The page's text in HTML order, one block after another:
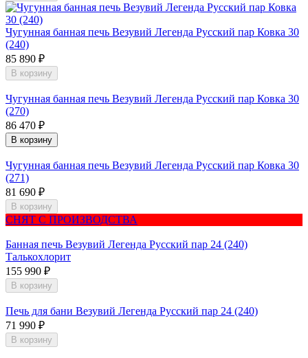
Чугунная банная печь Везувий Легенда Русский пар Ковка 30
(240)
85 890 ₽
В корзину
Чугунная банная печь Везувий Легенда Русский пар Ковка 30
(270)
86 470 ₽
В корзину
Чугунная банная печь Везувий Легенда Русский пар Ковка 30
(271)
81 690 ₽
В корзину
СНЯТ С ПРОИЗВОДСТВА
Банная печь Везувий Легенда Русский пар 24 (240)
Талькохлорит
155 990 ₽
В корзину
Печь для бани Везувий Легенда Русский пар 24 (240)
71 990 ₽
В корзину